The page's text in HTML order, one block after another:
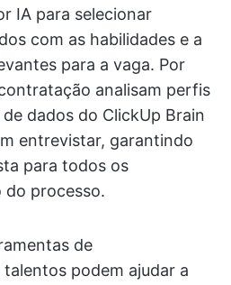
IA para selecionar
com as habilidades e a
para a vaga. Por
analisam perfis
dados do ClickUp Brain
entrevistar, garantindo
para todos os
do processo.
de
podem ajudar a